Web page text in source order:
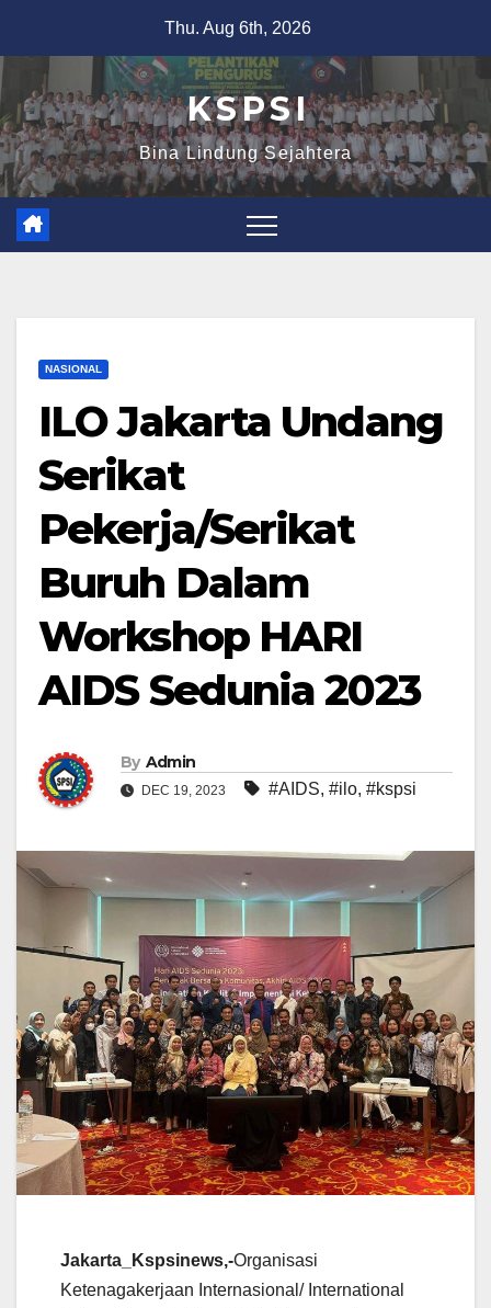
Thu. Aug 6th, 2026
K S P S I
Bina Lindung Sejahtera
NASIONAL
ILO Jakarta Undang
Serikat
Pekerja/Serikat
Buruh Dalam
Workshop HARI
AIDS Sedunia 2023
By Admin
DEC 19, 2023 #AIDS, #ilo, #kspsi
Jakarta_Kspsinews,-Organisasi
Ketenagakerjaan Internasional/ International